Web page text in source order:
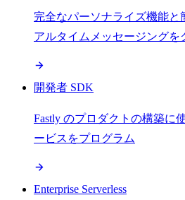
完全なパーソナライズ機能と
アルタイムメッセージングを
開発者 SDK
Fastly のプロダクトの構築に
ービスをプログラム
Enterprise Serverless